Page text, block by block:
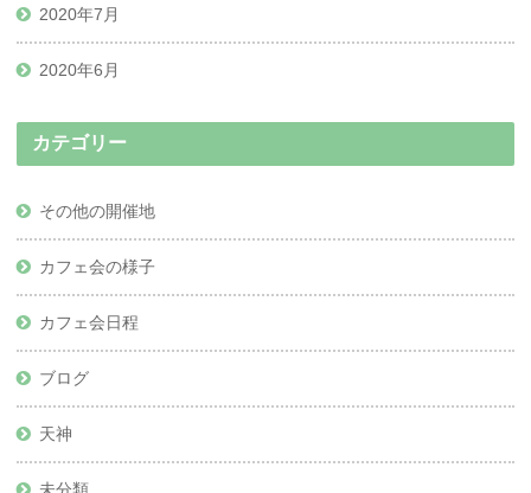
2020年7月
2020年6月
カテゴリー
その他の開催地
カフェ会の様子
カフェ会日程
ブログ
天神